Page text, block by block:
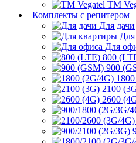
ТМ
Комплекты с репитером
Для дачи
Для
800
900
2100
2600